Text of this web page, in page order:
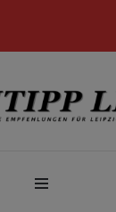
für Leipziger